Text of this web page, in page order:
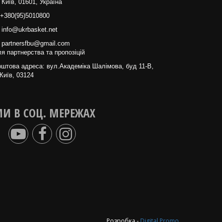
01601, Україна
+380(95)5010800
info@ukrbasket.net
partnersfbu@gmail.com
партнерства та пропозіцій
адреса: вул.Академіка Шалімова, буд 11-В,
03124
В СОЦ. МЕРЕЖАХ